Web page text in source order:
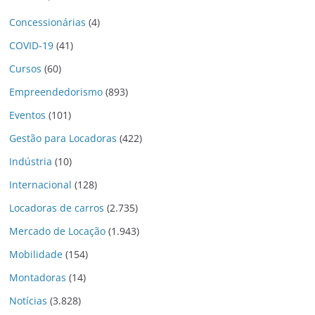
Concessionárias (4)
COVID-19 (41)
Cursos (60)
Empreendedorismo (893)
Eventos (101)
Gestão para Locadoras (422)
Indústria (10)
Internacional (128)
Locadoras de carros (2.735)
Mercado de Locação (1.943)
Mobilidade (154)
Montadoras (14)
Notícias (3.828)